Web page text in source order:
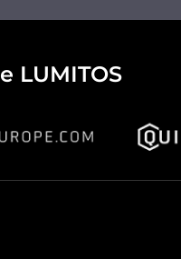
LUMITOS